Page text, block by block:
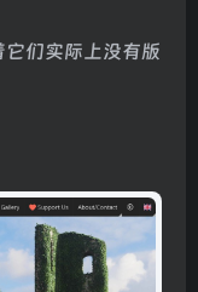
们实际上没有版